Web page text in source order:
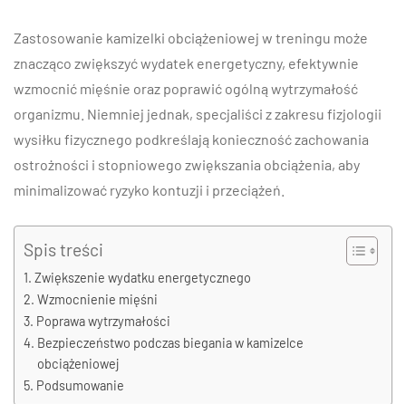
Zastosowanie kamizelki obciążeniowej w treningu może
znacząco zwiększyć wydatek energetyczny, efektywnie
wzmocnić mięśnie oraz poprawić ogólną wytrzymałość
organizmu. Niemniej jednak, specjaliści z zakresu fizjologii
wysiłku fizycznego podkreślają konieczność zachowania
ostrożności i stopniowego zwiększania obciążenia, aby
minimalizować ryzyko kontuzji i przeciążeń.
Spis treści
Zwiększenie wydatku energetycznego
Wzmocnienie mięśni
Poprawa wytrzymałości
Bezpieczeństwo podczas biegania w kamizelce
obciążeniowej
Podsumowanie